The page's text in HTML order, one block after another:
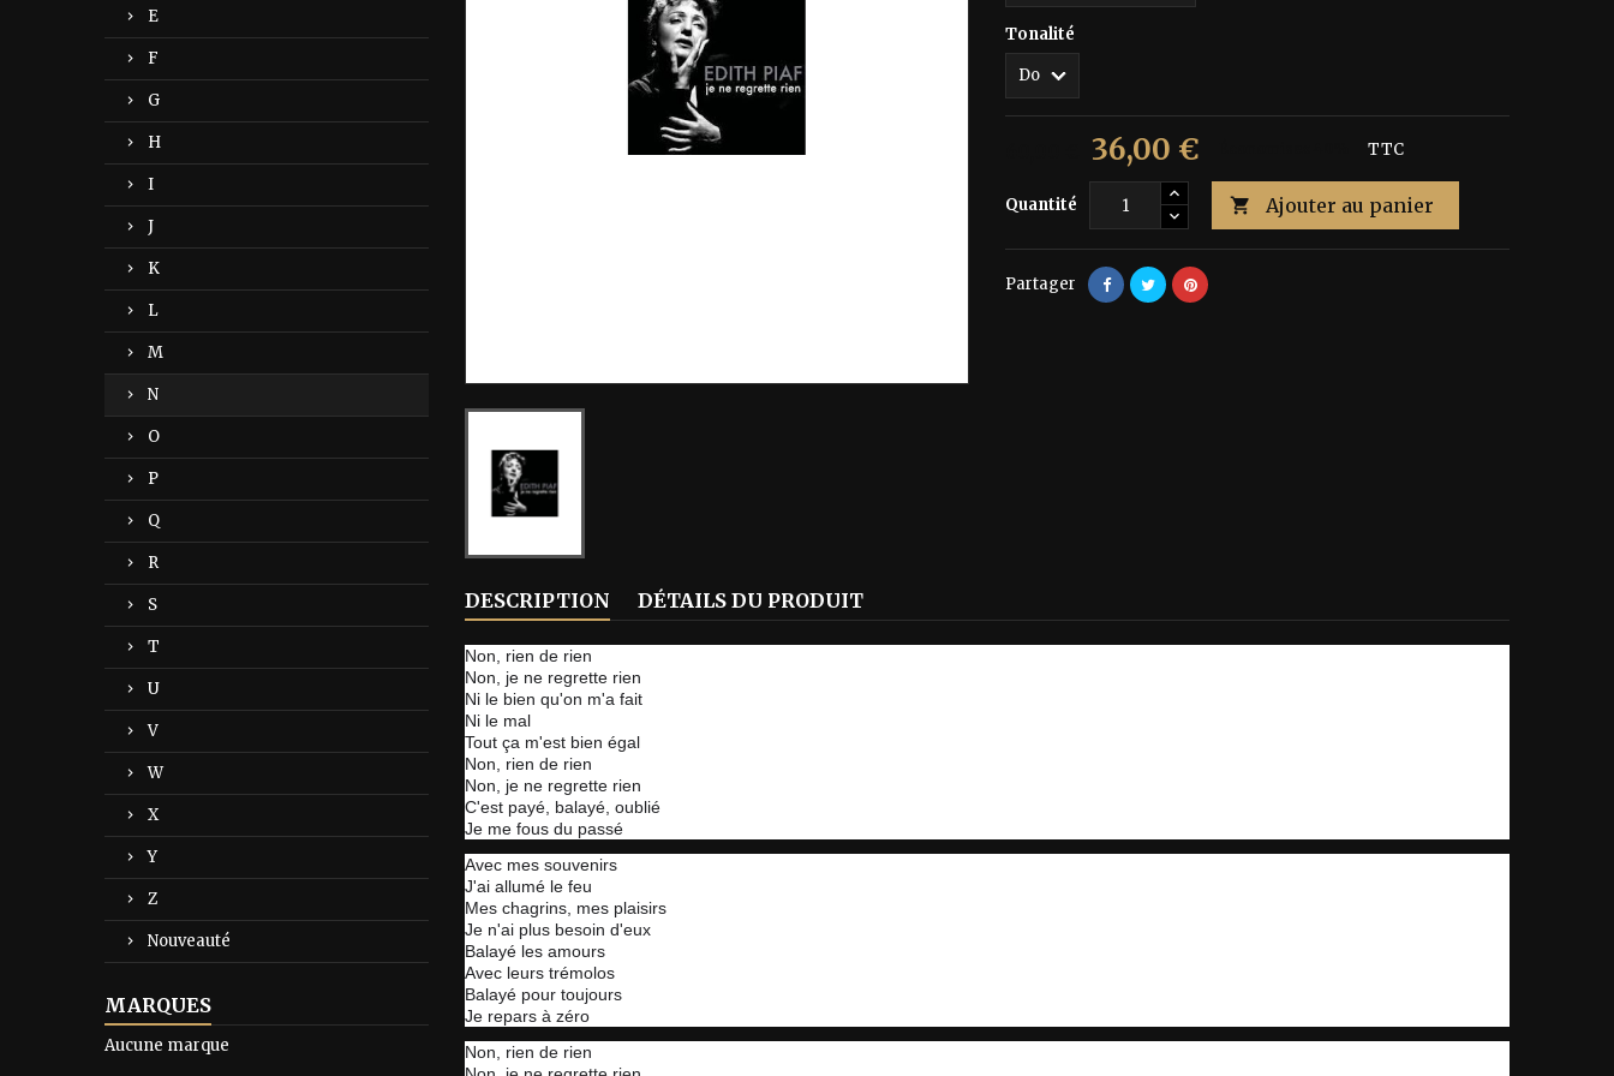
E
F
G
H
I
J
K
L
M
N
O
P
Q
R
S
T
U
V
W
X
Y
Z
Nouveauté
MARQUES
Aucune marque
Tonalité
36,00 € TTC
Quantité  Ajouter au panier
Partager
DESCRIPTION DÉTAILS DU PRODUIT
Non, rien de rien
Non, je ne regrette rien
Ni le bien qu'on m'a fait
Ni le mal
Tout ça m'est bien égal
Non, rien de rien
Non, je ne regrette rien
C'est payé, balayé, oublié
Je me fous du passé
Avec mes souvenirs
J'ai allumé le feu
Mes chagrins, mes plaisirs
Je n'ai plus besoin d'eux
Balayé les amours
Avec leurs trémolos
Balayé pour toujours
Je repars à zéro
Non, rien de rien